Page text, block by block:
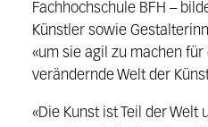
Fachhochschule BFH –
Künstler sowie
«um sie agil zu machen
verändernde Welt der
«Die Kunst ist Teil der Welt